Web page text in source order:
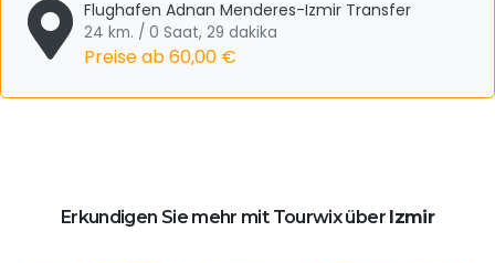
Flughafen Adnan Menderes-Izmir Transfer
24 km. / 0 Saat, 29 dakika
Preise ab60,00 €
Erkundigen Sie mehr mit Tourwix über Izmir